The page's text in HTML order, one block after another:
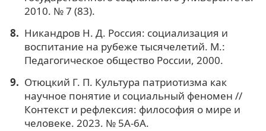
2010. № 7 (83).
Никандров Н. Д. Россия: социализация и
воспитание на рубеже тысячелетий. М.:
Педагогическое общество России, 2000.
Отюцкий Г. П. Культура патриотизма как
научное понятие и социальный феномен //
Контекст и рефлексия: философия о мире и
человеке. 2023. № 5A-6А.